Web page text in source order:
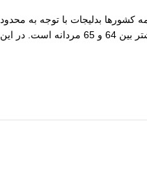
کشورها بدلیجات با توجه